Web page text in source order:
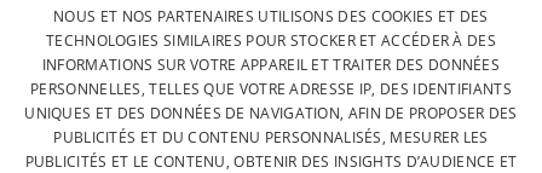
CONTACTEZ-NOUS
PROTECTION DES DONNÉES
CONDITIONS GÉNÉRALES DE VENTE
SITEMAP
FRENCH
DUTCH
ENGLISH
NOUS ET NOS PARTENAIRES UTILISONS DES COOKIES ET DES
TECHNOLOGIES SIMILAIRES POUR STOCKER ET ACCÉDER À DES
INFORMATIONS SUR VOTRE APPAREIL ET TRAITER DES DONNÉES
PERSONNELLES, TELLES QUE VOTRE ADRESSE IP, DES IDENTIFIANTS
UNIQUES ET DES DONNÉES DE NAVIGATION, AFIN DE PROPOSER DES
PUBLICITÉS ET DU CONTENU PERSONNALISÉS, MESURER LES
PUBLICITÉS ET LE CONTENU, OBTENIR DES INSIGHTS D’AUDIENCE ET